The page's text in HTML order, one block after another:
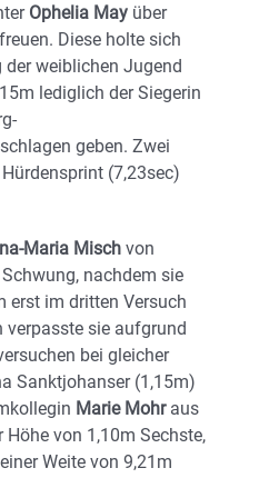
Ophelia May über
Diese holte sich
weiblichen Jugend
lediglich der Siegerin
geben. Zwei
(7,23sec)
Maria Misch von
nachdem sie
erst im dritten Versuch
sie aufgrund
bei gleicher
Sanktjohanser (1,15m)
Marie Mohraus
von 1,10m Sechste,
Weite von 9,21m